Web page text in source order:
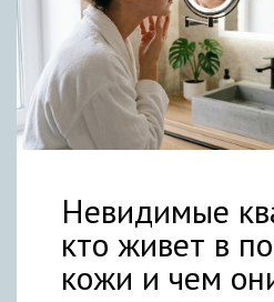
Невидимые
кто живет в
кожи и чем